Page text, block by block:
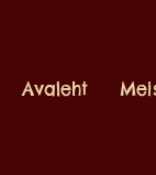
Avaleht